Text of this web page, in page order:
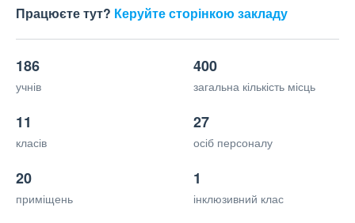
Працюєте тут? Керуйте сторінкою закладу
186
учнів
400
загальна кількість місць
11
класів
27
осіб персоналу
20
приміщень
1
інклюзивний клас